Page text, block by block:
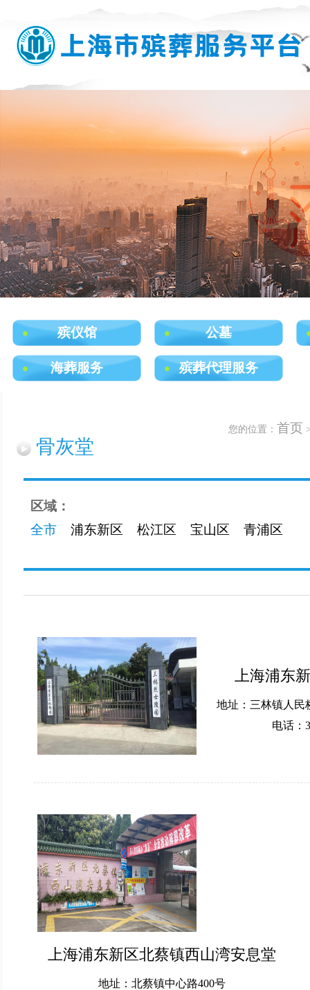
殡仪馆 公墓
海葬服务 殡葬代理服务
您的位置： 首页
骨灰堂
区域：
全市
浦东新区 松江区 宝山区 青浦区
上海浦东
地址：三林镇人民
电话：
上海浦东新区北蔡镇西山湾安息堂
地址：北蔡镇中心路400号